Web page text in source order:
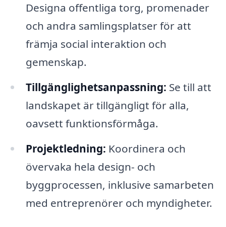
Designa offentliga torg, promenader
och andra samlingsplatser för att
främja social interaktion och
gemenskap.
Tillgänglighetsanpassning: Se till att
landskapet är tillgängligt för alla,
oavsett funktionsförmåga.
Projektledning: Koordinera och
övervaka hela design- och
byggprocessen, inklusive samarbeten
med entreprenörer och myndigheter.